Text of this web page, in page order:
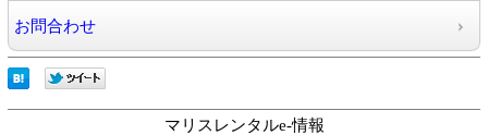
お問合わせ
マリスレンタルe-情報